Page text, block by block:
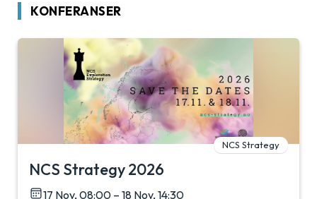
KONFERANSER
NCS Strategy
NCS Strategy 2026
17 Nov, 08:00 – 18 Nov, 14:30